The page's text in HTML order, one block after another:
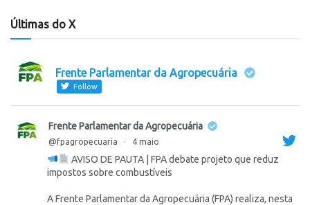
Últimas do X
Frente Parlamentar da Agropecuária
Follow
Frente Parlamentar da Agropecuária
@fpagropecuaria · 4 maio
AVISO DE PAUTA | FPA debate projeto que reduz
impostos sobre combustíveis
A Frente Parlamentar da Agropecuária (FPA) realiza, nesta